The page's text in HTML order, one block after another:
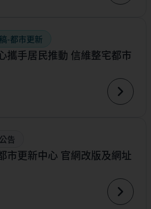
-都市更新
民推動 信維整宅都市
告
市更新中心 官網改版及網址